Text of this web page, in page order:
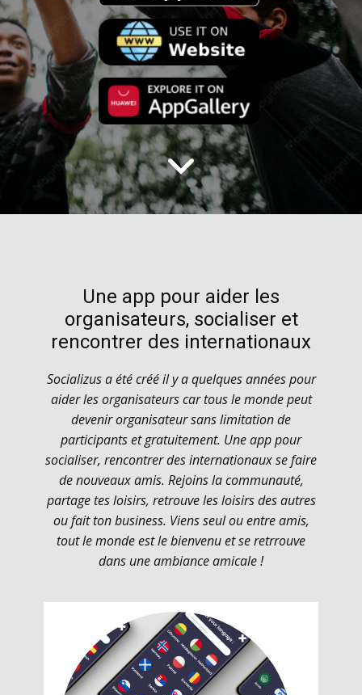
Une app pour aider les
organisateurs, socialiser et
rencontrer des internationaux
Socializus a été créé il y a quelques années pour
aider les organisateurs car tous le monde peut
devenir organisateur sans limitation de
participants et gratuitement. Une app pour
socialiser, rencontrer des internationaux se faire
de nouveaux amis. Rejoins la communauté,
partage tes loisirs, retrouve les loisirs des autres
ou fait ton business. Viens seul ou entre amis,
tout le monde est le bienvenu et se retrrouve
dans une ambiance amicale !